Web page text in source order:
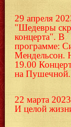
29 апреля
"Шедевры
концерта". В
программе:
Мендельсон.
19.00
на Пушечной.
22 марта
И целой